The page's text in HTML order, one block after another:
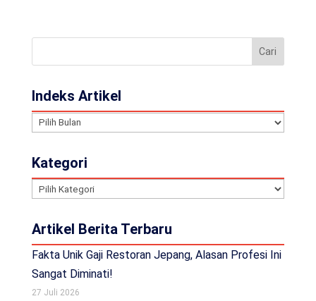
Indeks Artikel
Indeks
Kategori
Kategori
Artikel Berita Terbaru
Fakta Unik Gaji Restoran Jepang, Alasan Profesi Ini
Sangat Diminati!
27 Juli 2026